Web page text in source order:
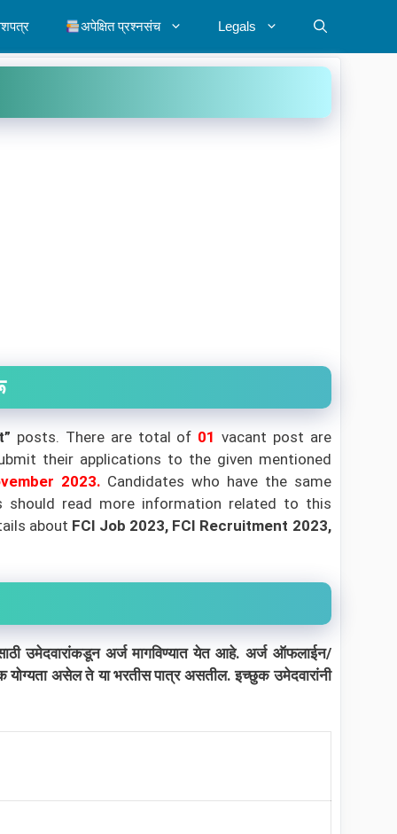
अपेक्षित प्रश्नसंच Legals
posts. There are total of 01 vacant post are
their applications to the given mentioned
2023. Candidates who have the same
read more information related to this
about FCI Job 2023, FCI Recruitment 2023,
उमेदवारांकडून अर्ज मागविण्यात येत आहे. अर्ज ऑफलाईन/
योग्यता असेल ते या भरतीस पात्र असतील. इच्छुक उमेदवारांनी